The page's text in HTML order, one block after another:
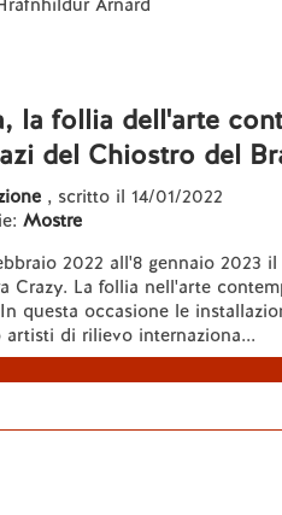
Arnard
la follia dell'arte
del Chiostro del
, scritto il 14/01/2022
Mostre
2022 all'8 gennaio 2023
Crazy. La follia nell'arte
questa occasione le
artisti di rilievo internaziona...